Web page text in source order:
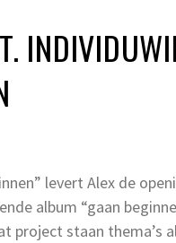
levert Alex de
album “gaan
project staan thema’s